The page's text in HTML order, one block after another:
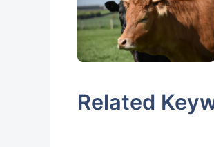
Related